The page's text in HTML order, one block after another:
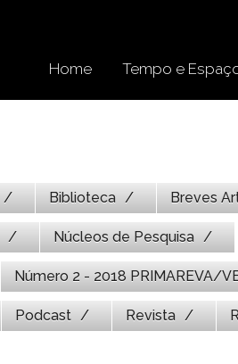
Home Tempo e
Biblioteca Breves
Núcleos de Pesquisa
Número 2 - 2018 PRIMAREVA/
Podcast Revista